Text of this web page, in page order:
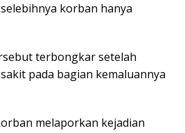
korban hanya
terbongkar setelah
pada bagian kemaluannya
melaporkan kejadian